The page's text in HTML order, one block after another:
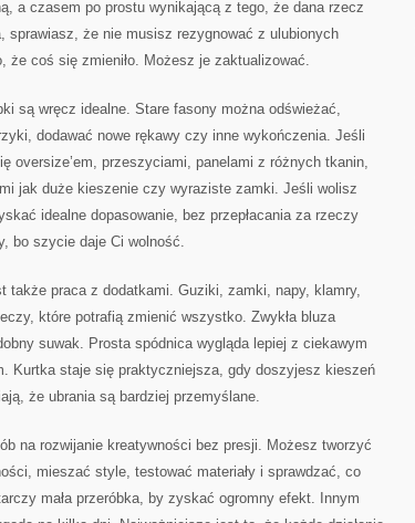
a czasem po prostu wynikającą z tego, że dana rzecz
sprawiasz, że nie musisz rezygnować z ulubionych
że coś się zmieniło. Możesz je zaktualizować.
są wręcz idealne. Stare fasony można odświeżać,
dodawać nowe rękawy czy inne wykończenia. Jeśli
oversize’em, przeszyciami, panelami z różnych tkanin,
jak duże kieszenie czy wyraziste zamki. Jeśli wolisz
idealne dopasowanie, bez przepłacania za rzeczy
bo szycie daje Ci wolność.
także praca z dodatkami. Guziki, zamki, napy, klamry,
które potrafią zmienić wszystko. Zwykła bluza
suwak. Prosta spódnica wygląda lepiej z ciekawym
Kurtka staje się praktyczniejsza, gdy doszyjesz kieszeń
że ubrania są bardziej przemyślane.
na rozwijanie kreatywności bez presji. Możesz tworzyć
mieszać style, testować materiały i sprawdzać, co
mała przeróbka, by zyskać ogromny efekt. Innym